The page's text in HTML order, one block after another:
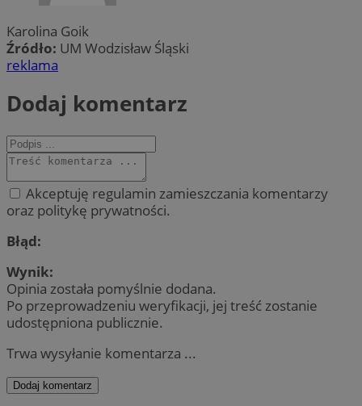
Karolina Goik
Źródło: UM Wodzisław Śląski
reklama
Dodaj komentarz
Akceptuję regulamin zamieszczania komentarzy
oraz politykę prywatności.
Błąd:
Wynik:
Opinia została pomyślnie dodana.
Po przeprowadzeniu weryfikacji, jej treść zostanie
udostępniona publicznie.
Trwa wysyłanie komentarza ...
Dodaj komentarz